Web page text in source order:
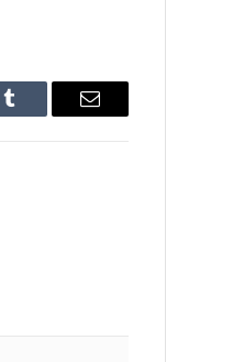
Tumblr Email